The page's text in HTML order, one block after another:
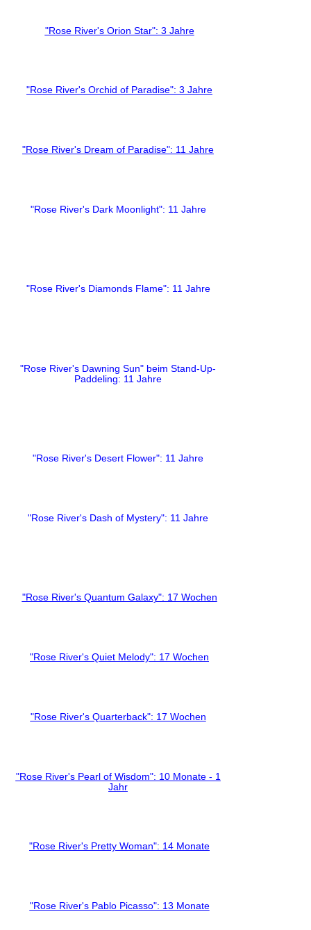
"Rose River's Orion Star": 3 Jahre
"Rose River's Orchid of Paradise": 3 Jahre
"Rose River's Dream of Paradise": 11 Jahre
"Rose River's Dark Moonlight": 11 Jahre
"Rose River's Diamonds Flame": 11 Jahre
"Rose River's Dawning Sun" beim Stand-Up-
Paddeling: 11 Jahre
"Rose River's Desert Flower": 11 Jahre
"Rose River's Dash of Mystery": 11 Jahre
"Rose River's Quantum Galaxy": 17 Wochen
"Rose River's Quiet Melody": 17 Wochen
"Rose River's Quarterback": 17 Wochen
"Rose River's Pearl of Wisdom": 10 Monate - 1
Jahr
"Rose River's Pretty Woman": 14 Monate
"Rose River's Pablo Picasso": 13 Monate